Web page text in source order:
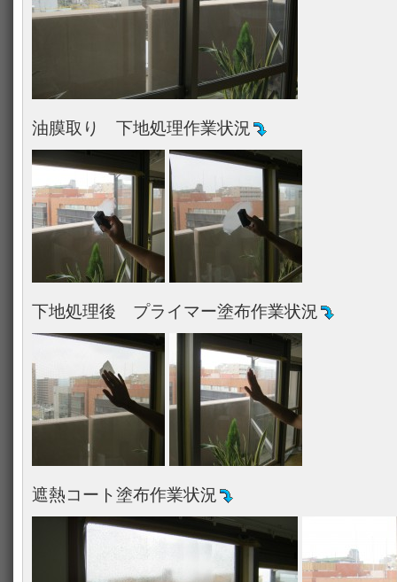
油膜取り 下地処理作業状況
下地処理後 プライマー塗布作業状況
遮熱コート塗布作業状況